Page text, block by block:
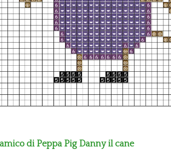
di Peppa Pig Danny il cane